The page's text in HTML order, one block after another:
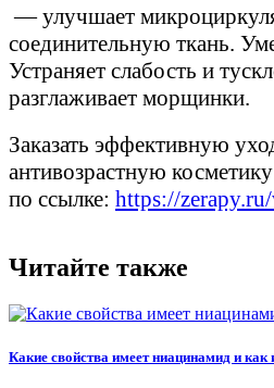
— улучшает
соединительную ткань.
Устраняет слабость и
разглаживает морщинки.
Заказать эффективную
антивозрастную
по ссылке: https://
Читайте также
Какие свойства имеет ниацинамид и как